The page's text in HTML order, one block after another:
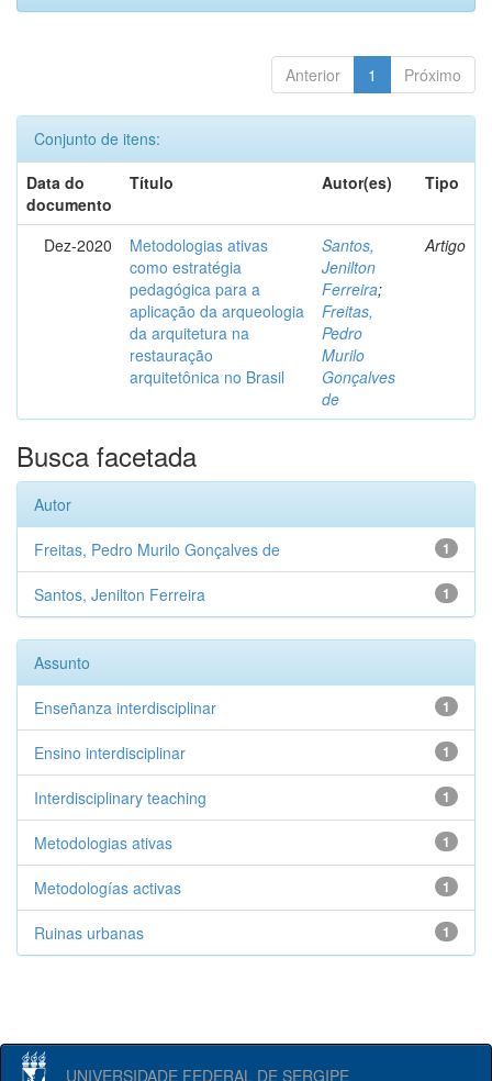
Anterior 1 Próximo
Conjunto de itens:
Data do
documento
Título Autor(es) Tipo
Dez-2020
Metodologias ativas
como estratégia
pedagógica para a
aplicação da arqueologia
da arquitetura na
restauração
arquitetônica no Brasil
Santos,
Jenilton
Ferreira;
Freitas,
Pedro
Murilo
Gonçalves
de
Artigo
Busca facetada
Autor
1
Freitas, Pedro Murilo Gonçalves de
1
Santos, Jenilton Ferreira
Assunto
1
Enseñanza interdisciplinar
1
Ensino interdisciplinar
1
Interdisciplinary teaching
1
Metodologias ativas
1
Metodologías activas
1
Ruinas urbanas
UNIVERSIDADE FEDERAL DE SERGIPE